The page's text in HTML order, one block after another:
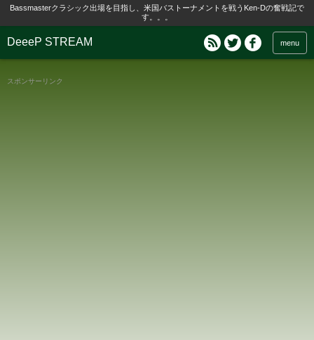
Bassmasterクラシック出場を目指し、米国バストーナメントを戦うKen-Dの奮戦記で
す。。。
DeeeP STREAM menu
スポンサーリンク